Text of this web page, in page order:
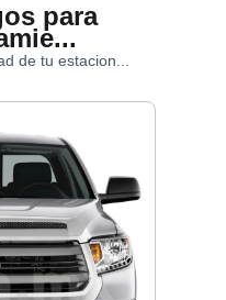
para
de tu estacion...